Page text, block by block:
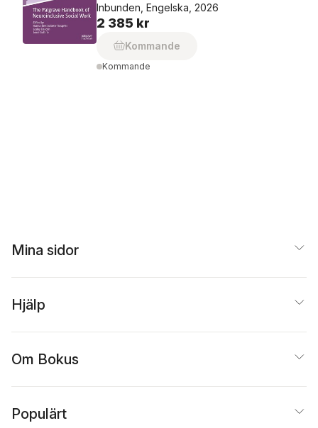
Inbunden, Engelska, 2026
2 385 kr
Kommande
Kommande
Mina sidor
Hjälp
Om Bokus
Populärt